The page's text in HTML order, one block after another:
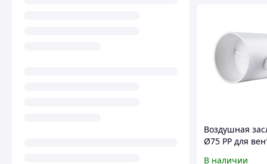
Воздушная
Ø75 PP для
В наличии